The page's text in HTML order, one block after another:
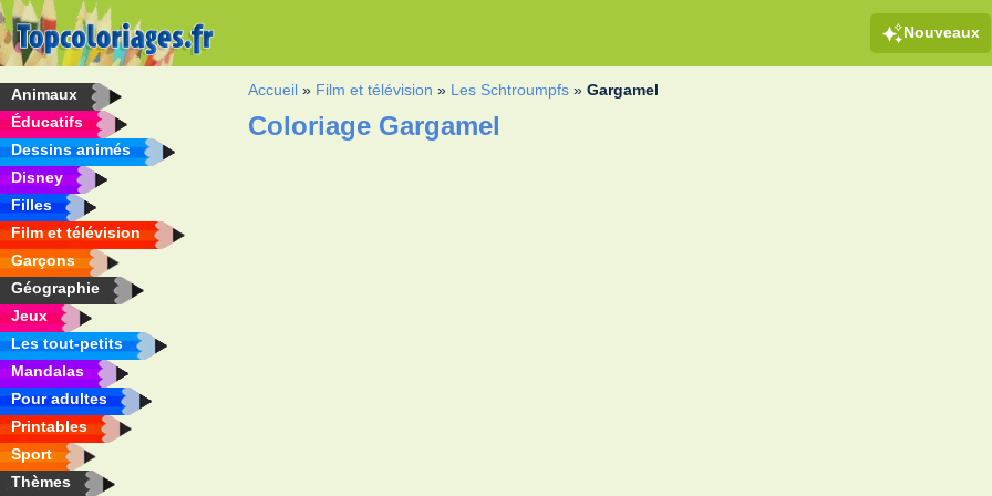
Nouveaux
Animaux
Éducatifs
Dessins animés
Disney
Filles
Film et télévision
Garçons
Géographie
Jeux
Les tout-petits
Mandalas
Pour adultes
Printables
Sport
Thèmes
Accueil » Film et télévision » Les Schtroumpfs »Gargamel
Coloriage Gargamel